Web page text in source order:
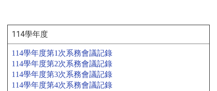
114學年度
114學年度第1次系務會議記錄
114學年度第2次系務會議記錄
114學年度第3次系務會議記錄
114學年度第4次系務會議記錄